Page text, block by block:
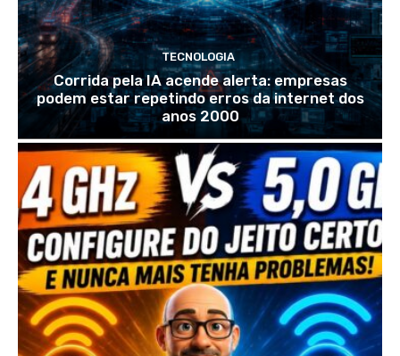
TECNOLOGIA
Corrida pela IA acende alerta: empresas
podem estar repetindo erros da internet dos
anos 2000